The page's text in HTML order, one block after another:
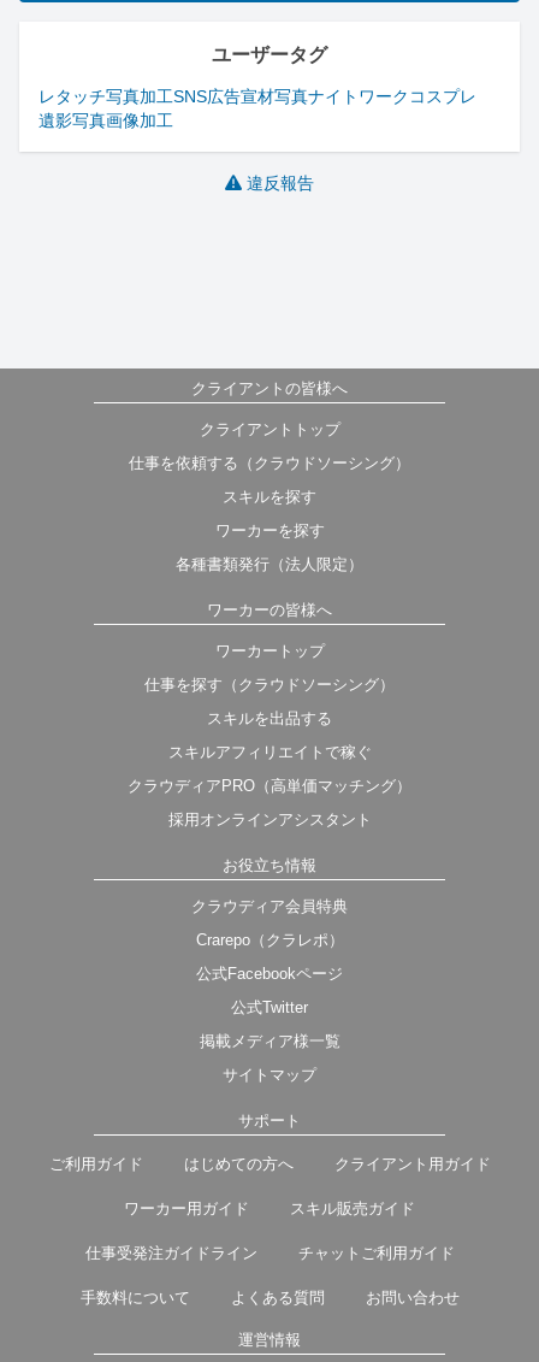
ユーザータグ
レタッチ写真加工SNS広告宣材写真ナイトワーク コスプレ
遺影写真画像加工
違反報告
クライアントの皆様へ
クライアントトップ
仕事を依頼する（クラウドソーシング）
スキルを探す
ワーカーを探す
各種書類発行（法人限定）
ワーカーの皆様へ
ワーカートップ
仕事を探す（クラウドソーシング）
スキルを出品する
スキルアフィリエイトで稼ぐ
クラウディアPRO（高単価マッチング）
採用オンラインアシスタント
お役立ち情報
クラウディア会員特典
Crarepo（クラレポ）
公式Facebookページ
公式Twitter
掲載メディア様一覧
サイトマップ
サポート
ご利用ガイド はじめての方へ クライアント用ガイド
ワーカー用ガイド スキル販売ガイド
仕事受発注ガイドライン チャットご利用ガイド
手数料について よくある質問 お問い合わせ
運営情報